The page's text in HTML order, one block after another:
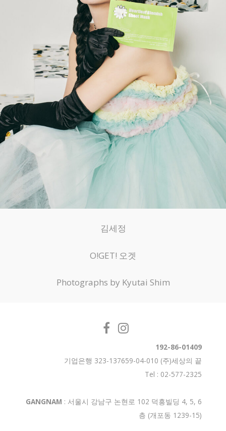
김세정
O!GET! 오겟
Photographs by Kyutai Shim
192-86-01409
기업은행 323-137659-04-010 (주)세상의 끝
Tel : 02-577-2325
GANGNAM : 서울시 강남구 논현로 102 덕흥빌딩 4, 5, 6
층 (개포동 1239-15)